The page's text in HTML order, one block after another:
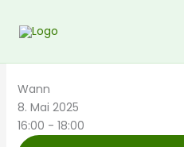
Inhalt
Wann
8. Mai 2025
16:00 - 18:00